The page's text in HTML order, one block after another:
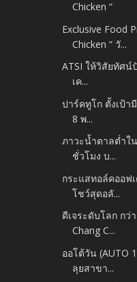
Chicken “
Exclusive Food
Chicken “ วั...
ATSI ให้วิสัยทัศน์
เค...
ปาร์คทูโก ตั้งเป้
8 พ...
ภาวะน้ำตาลต่ำใ
ชั่วโมง บ...
กระแสทอล์คออฟ
โชว์สุดอลั...
ดีเจระดับโลก กว่
Chang C...
ออโต้วัน (AUTO
ลุยสาขา...